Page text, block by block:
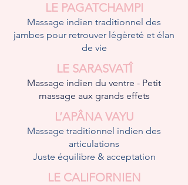
LE PAGATCHAMPI
Massage indien traditionnel des
jambes pour retrouver légèreté et élan
de vie
LE SARASVATÎ
Massage indien du ventre - Petit
massage aux grands effets
L’APÂNA VAYU
Massage traditionnel indien des
articulations
Juste équilibre & acceptation
LE CALIFORNIEN